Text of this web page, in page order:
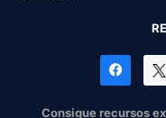
Consigue recursos